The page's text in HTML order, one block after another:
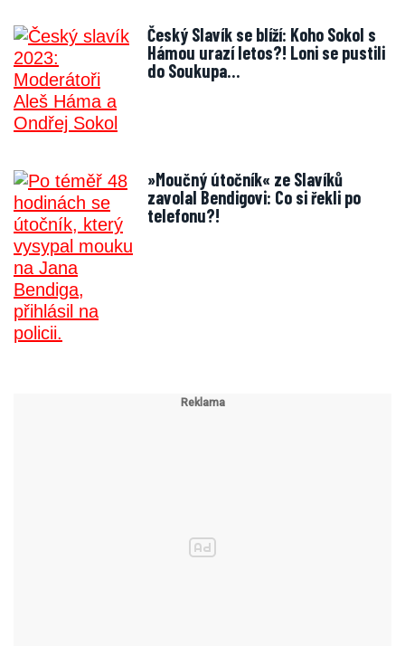
Český Slavík se blíží: Koho Sokol s
Hámou urazí letos?! Loni se pustili
do Soukupa…
»Moučný útočník« ze Slavíků
zavolal Bendigovi: Co si řekli po
telefonu?!